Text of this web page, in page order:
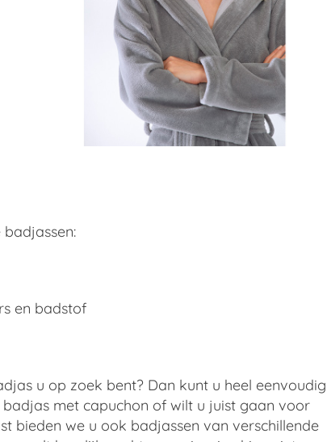
en badstof
u op zoek bent? Dan kunt u heel eenvoudig
badjas met capuchon of wilt u juist gaan voor
bieden we u ook badjassen van verschillende